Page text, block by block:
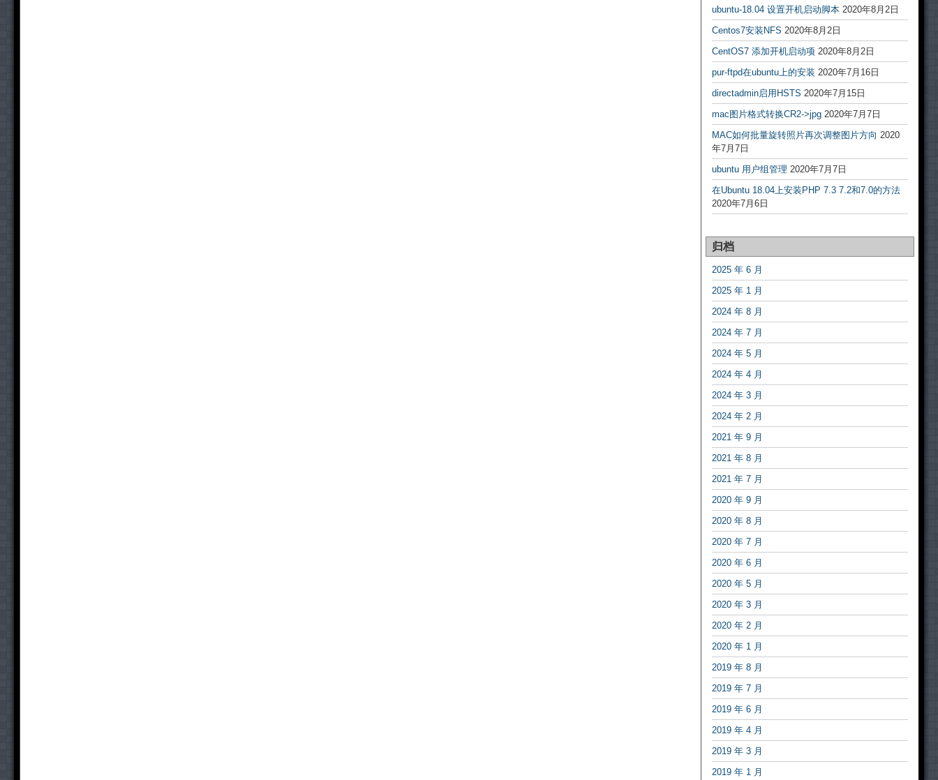
ubuntu-18.04 设置开机启动脚本 2020年8月2日
Centos7安装NFS 2020年8月2日
CentOS7 添加开机启动项 2020年8月2日
pur-ftpd在ubuntu上的安装 2020年7月16日
directadmin启用HSTS 2020年7月15日
mac图片格式转换CR2->jpg 2020年7月7日
MAC如何批量旋转照片再次调整图片方向 2020
年7月7日
ubuntu 用户组管理 2020年7月7日
在Ubuntu 18.04上安装PHP 7.3 7.2和7.0的方法
2020年7月6日
归档
2025 年 6 月
2025 年 1 月
2024 年 8 月
2024 年 7 月
2024 年 5 月
2024 年 4 月
2024 年 3 月
2024 年 2 月
2021 年 9 月
2021 年 8 月
2021 年 7 月
2020 年 9 月
2020 年 8 月
2020 年 7 月
2020 年 6 月
2020 年 5 月
2020 年 3 月
2020 年 2 月
2020 年 1 月
2019 年 8 月
2019 年 7 月
2019 年 6 月
2019 年 4 月
2019 年 3 月
2019 年 1 月